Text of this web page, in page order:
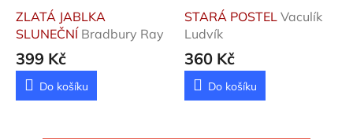
ZLATÁ JABLKA
SLUNEČNÍ Bradbury Ray
399 Kč
Do košíku
STARÁ POSTEL Vaculík
Ludvík
360 Kč
Do košíku